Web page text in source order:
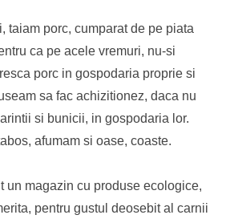
taiam porc, cumparat de pe piata
ca pe acele vremuri, nu-si
porc in gospodaria proprie si
sa fac achizitionez, daca nu
si bunicii, in gospodaria lor.
afumam si oase, coaste.
un magazin cu produse ecologice,
pentru gustul deosebit al carnii